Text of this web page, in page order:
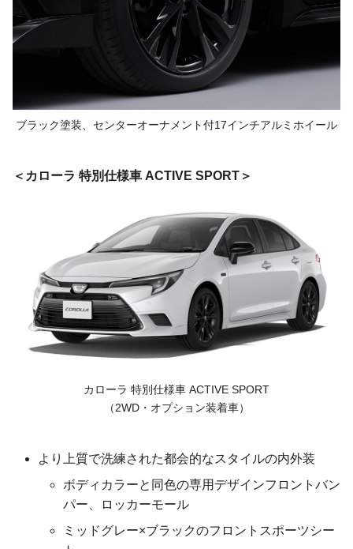
ブラック塗装、 センターオーナメント付17インチアルミホイール
カローラ 特別仕様車 ACTIVE SPORT
カローラ 特別仕様車 ACTIVE SPORT
（2WD・オプション装着車）
より上質で洗練された都会的なスタイルの内外装
ボディカラーと同色の専用デザインフロントバン
パー、ロッカーモール
ミッドグレー×ブラックのフロントスポーツシー